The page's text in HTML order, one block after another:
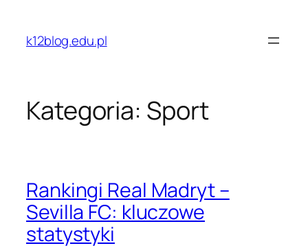
treścik12blog.edu.pl
Kategoria: Sport
Rankingi Real Madryt –
Sevilla FC: kluczowe
statystyki